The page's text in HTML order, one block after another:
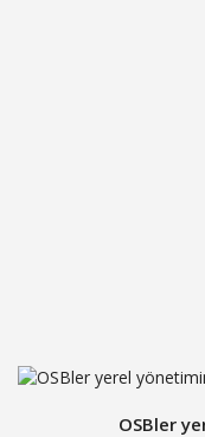
​OSBler